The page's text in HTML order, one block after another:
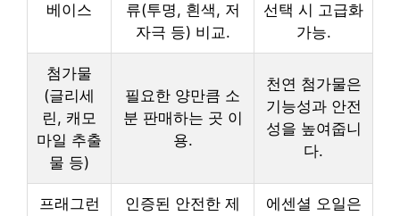
베이스
류(투명, 흰색, 저
자극 등) 비교.
선택 시 고급화
가능.
첨가물
(글리세
린, 캐모
마일 추출
물 등)
필요한 양만큼 소
분 판매하는 곳 이
용.
천연 첨가물은
기능성과 안전
성을 높여줍니
다.
프래그런
인증된 안전한 제
에센셜 오일은